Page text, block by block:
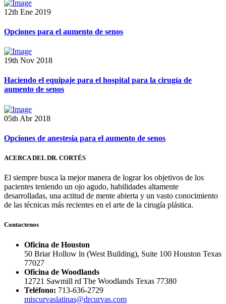
12th Ene 2019
Opciones para el aumento de senos
19th Nov 2018
Haciendo el equipaje para el hospital para la cirugía de
aumento de senos
05th Abr 2018
Opciones de anestesia para el aumento de senos
ACERCA DEL DR. CORTÉS
El siempre busca la mejor manera de lograr los objetivos de los
pacientes teniendo un ojo agudo, habilidades altamente
desarrolladas, una actitud de mente abierta y un vasto conocimiento
de las técnicas más recientes en el arte de la cirugía plástica.
Contactenos
Oficina de Houston
50 Briar Hollow ln (West Building), Suite 100 Houston Texas
77027
Oficina de Woodlands
12721 Sawmill rd The Woodlands Texas 77380
Teléfono: 713-636-2729
miscurvaslatinas@drcurvas.com